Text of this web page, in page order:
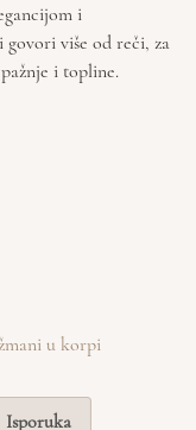
i
više od reči, za
i topline.
u korpi
Isporuka